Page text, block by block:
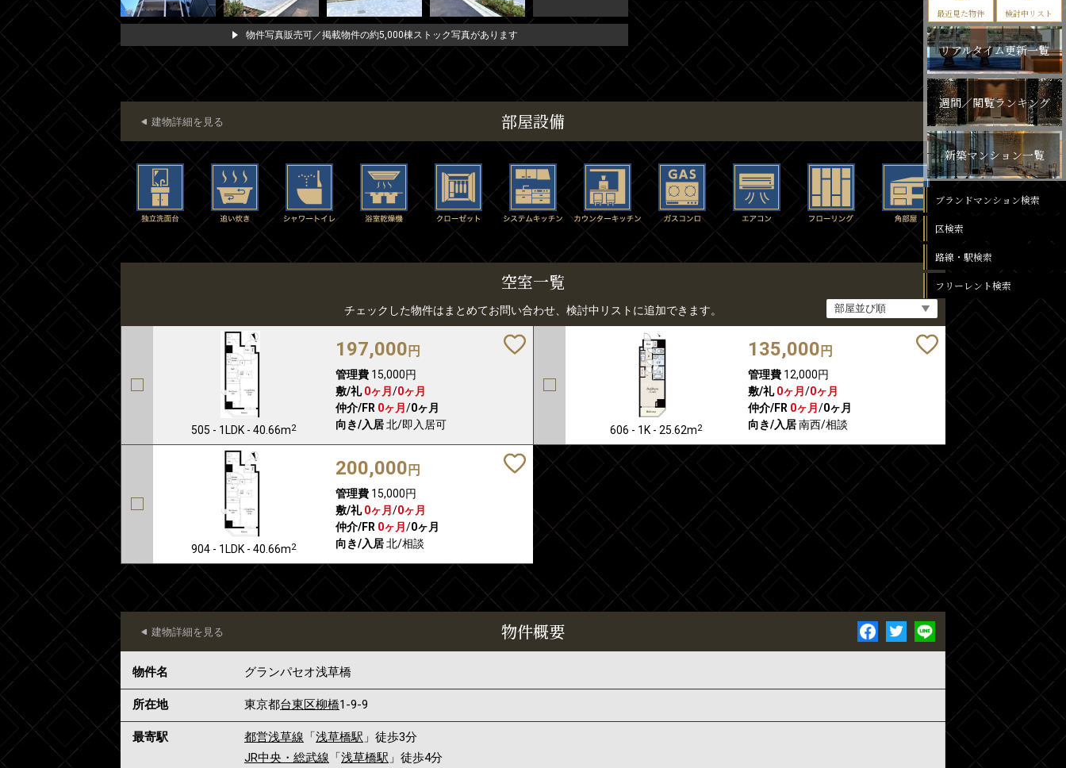
物件写真販売可／掲載物件の約5,000棟ストック写真があります
部屋設備
建物詳細を見る
空室一覧
チェックした物件はまとめてお問い合わせ、検討中リストに追加できます。
505 - 1LDK - 40.66m2
197,000 円
管理費15,000円
敷/礼 0ヶ月/0ヶ月
仲介/FR 0ヶ月/0ヶ月
向き/入居北/即入居可 606 - 1K - 25.62m2
135,000 円
管理費12,000円
敷/礼 0ヶ月/0ヶ月
仲介/FR 0ヶ月/0ヶ月
向き/入居南西/相談
904 - 1LDK - 40.66m2
200,000 円
管理費15,000円
敷/礼 0ヶ月/0ヶ月
仲介/FR 0ヶ月/0ヶ月
向き/入居北/相談
物件概要
建物詳細を見る
物件名 グランパセオ浅草橋
所在地 東京都台東区柳橋1-9-9
最寄駅 都営浅草線 「浅草橋駅 」徒歩3分
JR中央・総武線 「浅草橋駅 」徒歩4分
最近見た物件 検討中リスト
リアルタイム更新一覧
週間／閲覧ランキング
新築マンション一覧
ブランドマンション検索
区検索
路線・駅検索
フリーレント検索